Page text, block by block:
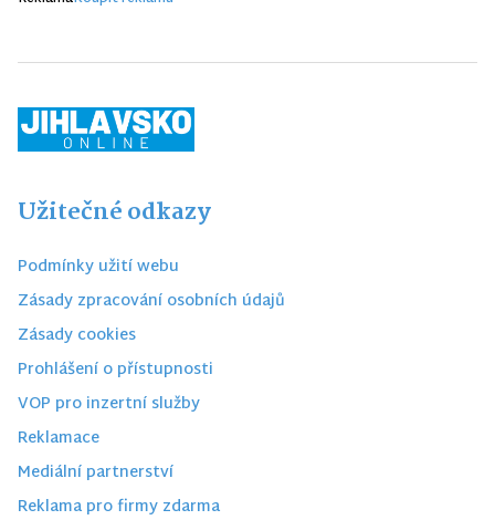
Užitečné odkazy
Podmínky užití webu
Zásady zpracování osobních údajů
Zásady cookies
Prohlášení o přístupnosti
VOP pro inzertní služby
Reklamace
Mediální partnerství
Reklama pro firmy zdarma